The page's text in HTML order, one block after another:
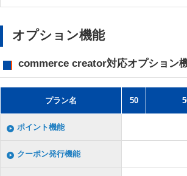
オプション機能
commerce creator対応オプション
プラン名 50
ポイント機能
クーポン発行機能